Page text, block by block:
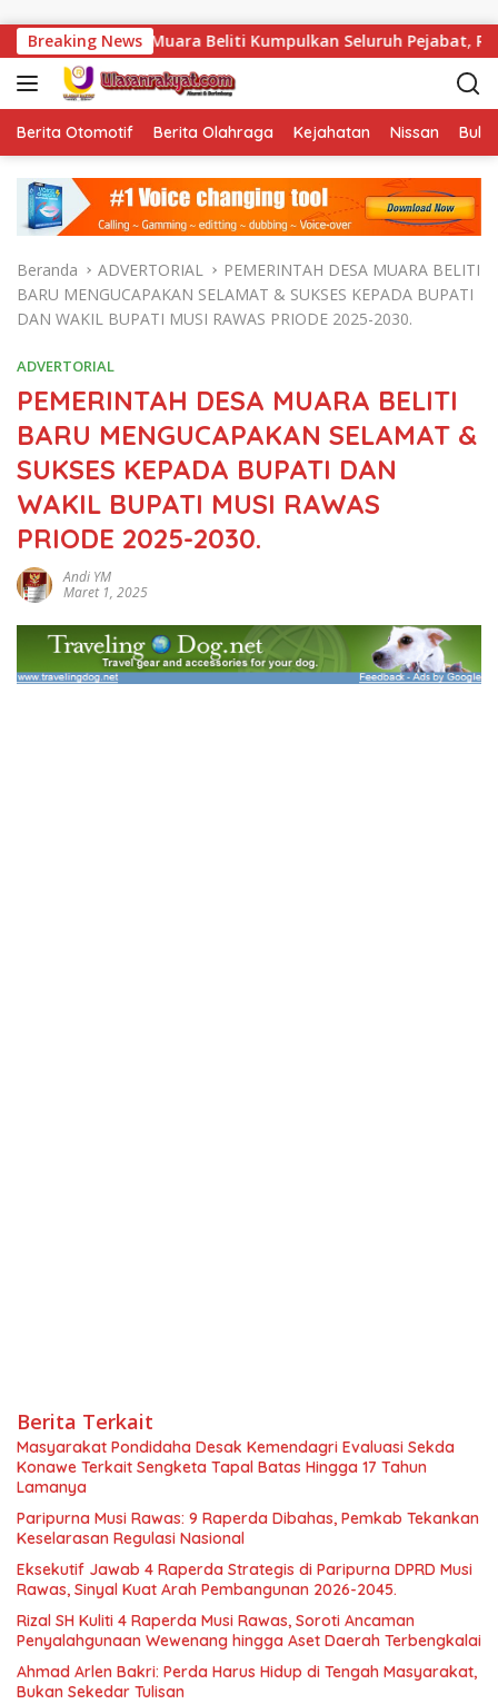
Breaking News
Kalapas Muara Beliti Kumpulkan Seluruh Pejabat, Rapat
Berita Otomotif Berita Olahraga Kejahatan Nissan
Beranda ADVERTORIAL
PEMERINTAH DESA MUARA BELITI
BARU MENGUCAPAKAN SELAMAT & SUKSES KEPADA BUPATI
DAN WAKIL BUPATI MUSI RAWAS PRIODE 2025-2030.
ADVERTORIAL
PEMERINTAH DESA MUARA BELITI
BARU MENGUCAPAKAN SELAMAT &
SUKSES KEPADA BUPATI DAN
WAKIL BUPATI MUSI RAWAS
PRIODE 2025-2030.
Andi YM
Maret 1, 2025
Berita Terkait
Masyarakat Pondidaha Desak Kemendagri Evaluasi Sekda
Konawe Terkait Sengketa Tapal Batas Hingga 17 Tahun
Lamanya
Paripurna Musi Rawas: 9 Raperda Dibahas, Pemkab Tekankan
Keselarasan Regulasi Nasional
Eksekutif Jawab 4 Raperda Strategis di Paripurna DPRD Musi
Rawas, Sinyal Kuat Arah Pembangunan 2026-2045.
Rizal SH Kuliti 4 Raperda Musi Rawas, Soroti Ancaman
Penyalahgunaan Wewenang hingga Aset Daerah Terbengkalai
Ahmad Arlen Bakri: Perda Harus Hidup di Tengah Masyarakat,
Bukan Sekedar Tulisan